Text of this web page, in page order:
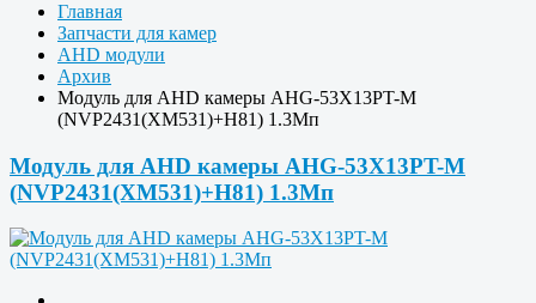
Главная
Запчасти для камер
AHD модули
Архив
Модуль для AHD камеры AHG-53X13PT-M
(NVP2431(XM531)+H81) 1.3Мп
Модуль для AHD камеры AHG-53X13PT-M
(NVP2431(XM531)+H81) 1.3Мп